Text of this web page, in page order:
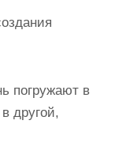
погружают в
другой,